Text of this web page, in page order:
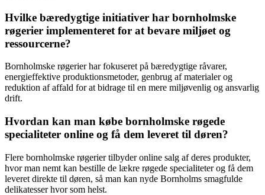
Hvilke bæredygtige initiativer har bornholmske
røgerier implementeret for at bevare miljøet og
ressourcerne?
Bornholmske røgerier har fokuseret på bæredygtige råvarer,
energieffektive produktionsmetoder, genbrug af materialer og
reduktion af affald for at bidrage til en mere miljøvenlig og ansvarlig
drift.
Hvordan kan man købe bornholmske røgede
specialiteter online og få dem leveret til døren?
Flere bornholmske røgerier tilbyder online salg af deres produkter,
hvor man nemt kan bestille de lækre røgede specialiteter og få dem
leveret direkte til døren, så man kan nyde Bornholms smagfulde
delikatesser hvor som helst.